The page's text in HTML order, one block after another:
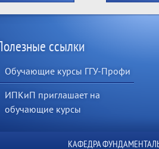
ссылки
Обучающие курсы ГГУ-Профи
ИПКиП приглашает на
обучающие курсы
КАФЕДРА